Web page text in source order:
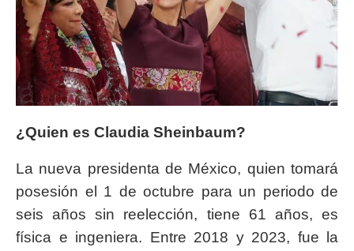
¿Quien es Claudia Sheinbaum?
La nueva presidenta de México, quien tomará
posesión el 1 de octubre para un periodo de
seis años sin reelección, tiene 61 años, es
física e ingeniera. Entre 2018 y 2023, fue la